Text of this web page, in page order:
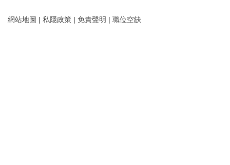
網站地圖 | 私隱政策 | 免責聲明 | 職位空缺